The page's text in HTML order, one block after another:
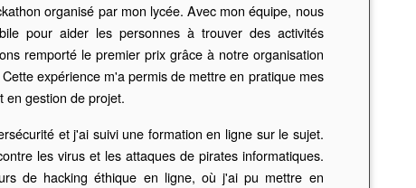
organisé par mon lycée. Avec mon équipe, nous
pour aider les personnes à trouver des activités
remporté le premier prix grâce à notre organisation
expérience m'a permis de mettre en pratique mes
en gestion de projet.
et j'ai suivi une formation en ligne sur le sujet.
les virus et les attaques de pirates informatiques.
de hacking éthique en ligne, où j'ai pu mettre en